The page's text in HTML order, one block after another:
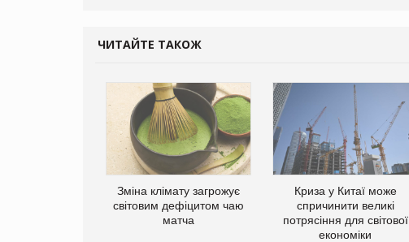
ЧИТАЙТЕ ТАКОЖ
Зміна клімату загрожує
світовим дефіцитом чаю
матча
Криза у Китаї може
спричинити великі
потрясіння для світової
економіки